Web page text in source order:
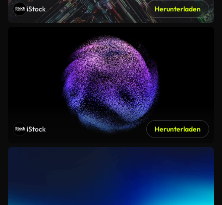
iStock Herunterladen
iStock Herunterladen